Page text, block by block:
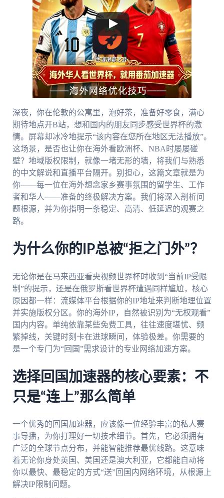
深夜，你在伦敦的公寓里，泡好茶，准备好零食，满心
期待地点开B站，想和国内的朋友同步感受世界杯的激
情。屏幕却冰冷地提示“该内容在您所在地区无法播放”。
这场景，是否也让你在海外看欧洲杯、NBA时屡屡碰
壁？地域版权限制，就像一堵无形的墙，将我们与熟悉
的中文解说和直播平台隔开。别担心，这篇文章就是为
你——每一位在海外想念家乡赛事氛围的留学生、工作
者和华人——准备的终极解决方案。我们将深入剖析问
题根源，并为你指明一条稳定、高清、低延迟的观赛之
路。
为什么你的IP总被“拒之门外”？
无论你是在马来西亚看央视频世界杯时收到“当前IP受限
制”的提示，还是在俄罗斯看世界杯遭遇同样尴尬，核心
原因都一样：流媒体平台根据你的IP地址来判断地理位置
并实施版权分区。你的海外IP，自然被识别为“无权观看”
国内内容。单纯依靠某些免费工具，往往速度堪忧、频
繁掉线，关键时刻卡在进球瞬间，体验极差。你需要的
是一个专门为“回国”需求设计的专业网络加速方案。
选择回国加速器的核心要素：不
只是“连上”那么简单
一个优秀的回国加速器，应该像一位经验丰富的私人赛
事导播，为你打理好一切技术细节。首先，它必须拥有
广泛的全球节点分布，并能智能推荐最优线路。这意味
着无论你身处英国、美国还是澳大利亚，它都能自动将
你以最快、最稳定的方式“送”回国内网络环境，从根源上
解决IP限制问题。